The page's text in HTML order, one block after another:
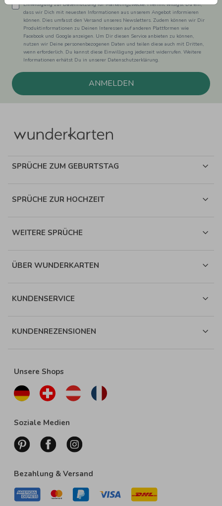
Einwilligung zur Datennutzung für Marketingzwecke: Hiermit willigst Du ein,
dass wir Dich mit neuesten Informationen aus unserem Angebot informieren
können. Dies umfasst den Versand unseres Newsletters. Zudem können wir Dir
Produktinformationen zu Deinen Interessen auf anderen Plattformen wie
Facebook und Google anzeigen. Um Dir diesen Service anbieten zu können,
nutzen wir Deine personenbezogenen Daten und teilen diese auch mit Dritten,
wenn erforderlich. Du kannst diese Einwilligung jederzeit widerrufen. Weitere
Informationen erhätst Du in unserer Datenschutzerklärung.
ANMELDEN
SPRÜCHE ZUM GEBURTSTAG
SPRÜCHE ZUR HOCHZEIT
WEITERE SPRÜCHE
ÜBER WUNDERKARTEN
KUNDENSERVICE
KUNDENREZENSIONEN
Unsere Shops
Soziale Medien
Bezahlung & Versand